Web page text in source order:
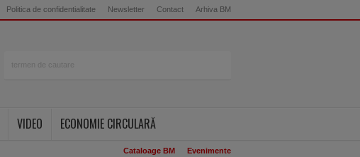
Politica de confidentialitate Newsletter Contact Arhiva BM
VIDEO
ECONOMIE CIRCULARĂ
Cataloage BM Evenimente